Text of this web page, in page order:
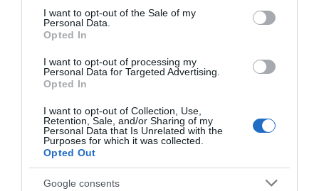
consent section.
I want to opt-out of the Sale of my
Personal Data.
Opted In
I want to opt-out of processing my
Personal Data for Targeted Advertising.
Opted In
I want to opt-out of Collection, Use,
Retention, Sale, and/or Sharing of my
Personal Data that Is Unrelated with the
Purposes for which it was collected.
Opted Out
Google consents
vagy családtagodnak, hogy hova mész (hogy
biztonságban légy), hogy intézd mindig úgy, hogy az
randi partner, akkor könnyebben meg tudsz tőle
szabadulni, ha pedig működik a kémia, akkor egy újabb
figyelmeztető jeleket sem (hogy érzed magad a
jelenlétében, mit mondd neked, hogyan viselkedik a
pincérekkel), fektess le bizonyos szabályokat még
mielőtt még találkoznál vele, és tartsd magad ezekhez.
Ugyanakkor törekedj az őszinteségre is, például ne
mondd a férfinek, hogy szeretsz túrázni, ha igazából